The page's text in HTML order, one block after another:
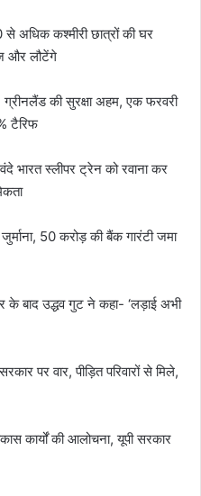
कश्मीरी छात्रों की घर
और लौटेंगे
की सुरक्षा अहम, एक फरवरी
टैरिफ
वंदे भारत स्लीपर ट्रेन को रवाना कर
50 करोड़ की बैंक गारंटी जमा
के बाद उद्धव गुट ने कहा- ‘लड़ाई अभी
पर वार, पीड़ित परिवारों से मिले,
कार्यों की आलोचना, यूपी सरकार